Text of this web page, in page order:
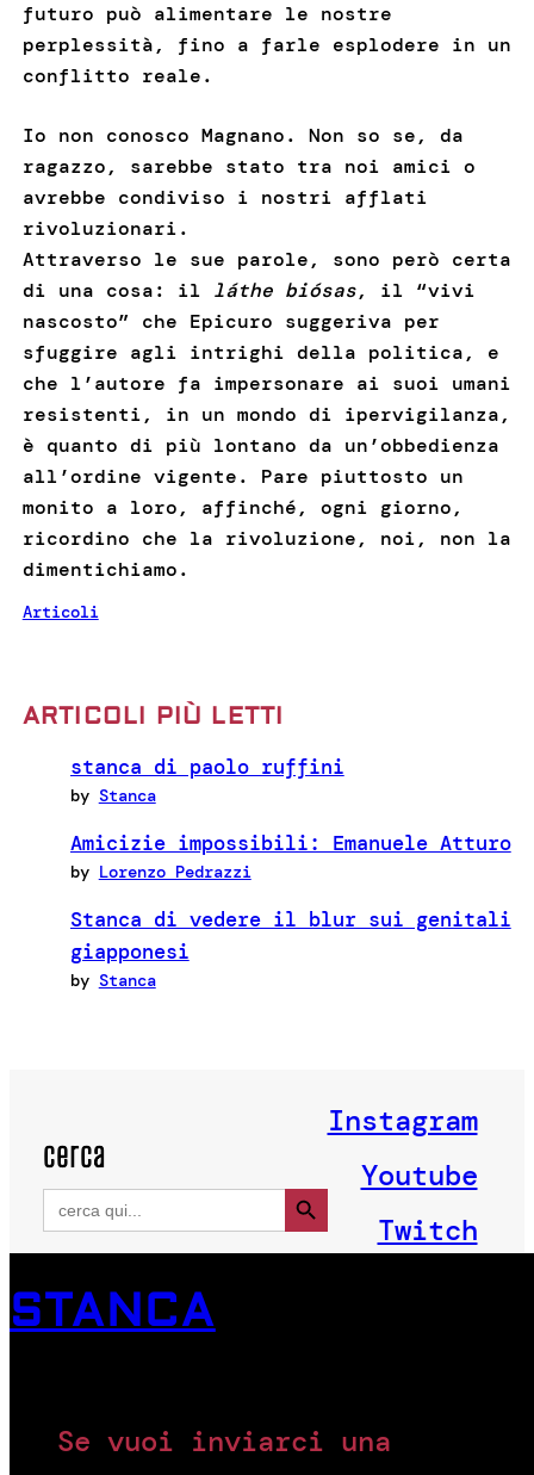
futuro può alimentare le nostre
perplessità, fino a farle esplodere in un
conflitto reale.
Io non conosco Magnano. Non so se, da
ragazzo, sarebbe stato tra noi amici o
avrebbe condiviso i nostri afflati
rivoluzionari.
Attraverso le sue parole, sono però certa
di una cosa: il láthe biósas, il “vivi
nascosto” che Epicuro suggeriva per
sfuggire agli intrighi della politica, e
che l’autore fa impersonare ai suoi umani
resistenti, in un mondo di ipervigilanza,
è quanto di più lontano da un’obbedienza
all’ordine vigente. Pare piuttosto un
monito a loro, affinché, ogni giorno,
ricordino che la rivoluzione, noi, non la
dimentichiamo.
Articoli
ARTICOLI PIÙ LETTI
stanca di paolo ruffini
by Stanca
Amicizie impossibili: Emanuele Atturo
by Lorenzo Pedrazzi
Stanca di vedere il blur sui genitali
giapponesi
by Stanca
cerca
Search
for:
Search Button
Instagram
Youtube
Twitch
STANCA
Se vuoi inviarci una